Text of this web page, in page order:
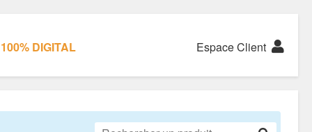
DIGITAL Espace Client